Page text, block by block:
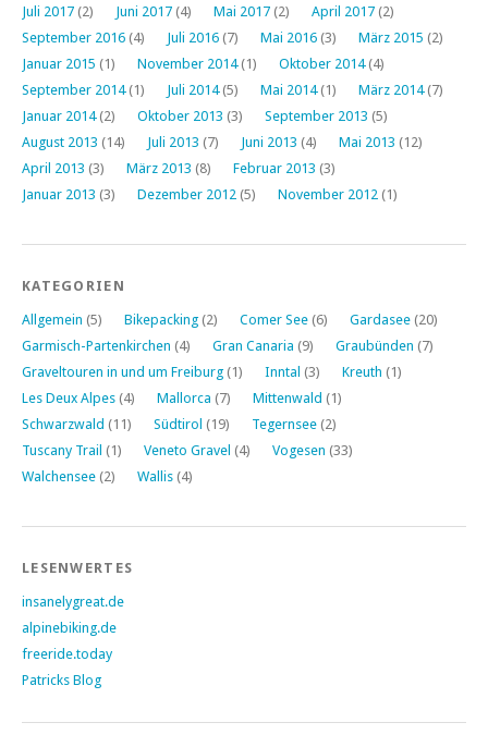
Juli 2017 (2) Juni 2017 (4) Mai 2017 (2) April 2017 (2)
September 2016 (4) Juli 2016 (7) Mai 2016 (3) März 2015 (2)
Januar 2015 (1) November 2014(1) Oktober 2014(4)
September 2014(1) Juli 2014(5) Mai 2014(1) März 2014(7)
Januar 2014(2) Oktober 2013 (3) September 2013 (5)
August 2013 (14) Juli 2013 (7) Juni 2013 (4) Mai 2013 (12)
April 2013 (3) März 2013 (8) Februar 2013 (3)
Januar 2013 (3) Dezember 2012 (5) November 2012 (1)
KATEGORIEN
Allgemein (5) Bikepacking (2) Comer See (6) Gardasee (20)
Garmisch-Partenkirchen (4) Gran Canaria (9) Graubünden (7)
Graveltouren in und um Freiburg (1) Inntal (3) Kreuth (1)
Les Deux Alpes (4) Mallorca (7) Mittenwald (1)
Schwarzwald (11) Südtirol (19) Tegernsee (2)
Tuscany Trail (1) Veneto Gravel (4) Vogesen (33)
Walchensee (2) Wallis (4)
LESENWERTES
insanelygreat.de
alpinebiking.de
freeride.today
Patricks Blog